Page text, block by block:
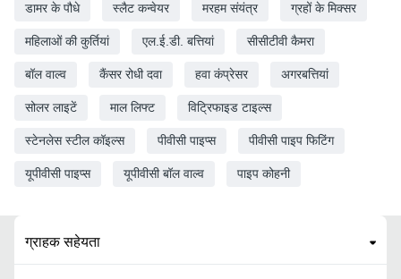
डामर के पौधे स्लैट कन्वेयर मरहम संयंत्र ग्रहों के मिक्सर
महिलाओं की कुर्तियां एल.ई.डी. बत्तियां सीसीटीवी कैमरा
बॉल वाल्व कैंसर रोधी दवा हवा कंप्रेसर अगरबत्तियां
सोलर लाइटें माल लिफ्ट विट्रिफाइड टाइल्स
स्टेनलेस स्टील कॉइल्स पीवीसी पाइप्स पीवीसी पाइप फिटिंग
यूपीवीसी पाइप्स यूपीवीसी बॉल वाल्व पाइप कोहनी
ग्राहक सहेयता